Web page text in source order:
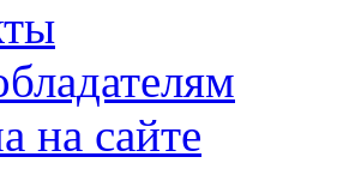
на сайте